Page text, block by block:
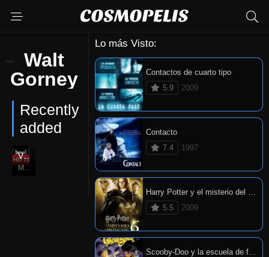
Walt
Gorney
Recently
added
6.1
HD 720P
Viernes 13: Parte 2
May. 01, 1981
Lo más Visto:
Contactos de cuarto tipo
5.9
2009
Contacto
7.4
1997
Harry Potter y el misterio del príncipe
5.5
2009
Scooby-Doo y la escuela de fantasmas